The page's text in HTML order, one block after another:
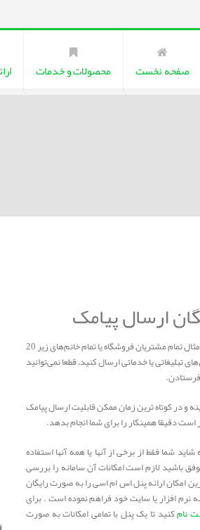
صفحه نخست محصولات و خدمات
ارسال پیامک
اگر بخواهید در مقیاس‌های بالا و برای افراد زیادی (به طور مثال تمام مشتریان فروشگاه یا تمام خانم‌های زیر 20
یا خدماتی ارسال کنید، قطعا نمی‌توانید
و در کوتاه‌ ترین زمان ممکن قابلیت ارسال پیامک
دقیقا همینکار را برای شما انجام بدهد.
شما فقط از برخی از آنها یا همه آنها استفاده
باشید لازم است امکانات آن سامانه را بررسی
امکان ارائه پنل اس ام اسی را به صورت رایگان
افزار یا سایت خود فراهم نموده است . برای
نامکنید تا یک پنل با تمامی امکانات به صورت